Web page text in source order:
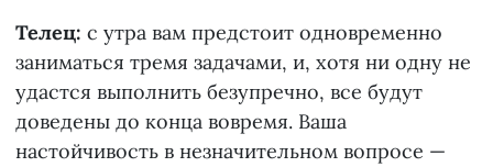
Телец: с утра вам предстоит одновременно
заниматься тремя задачами, и, хотя ни одну не
удастся выполнить безупречно, все будут
доведены до конца вовремя. Ваша
настойчивость в незначительном вопросе —